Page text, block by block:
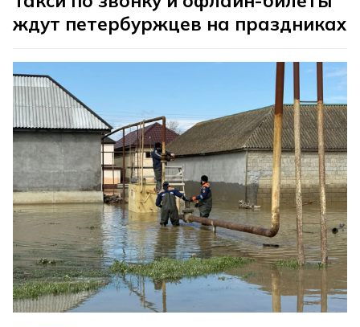
ждут петербуржцев на праздниках